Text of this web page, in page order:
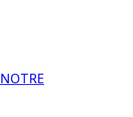
NOTRE